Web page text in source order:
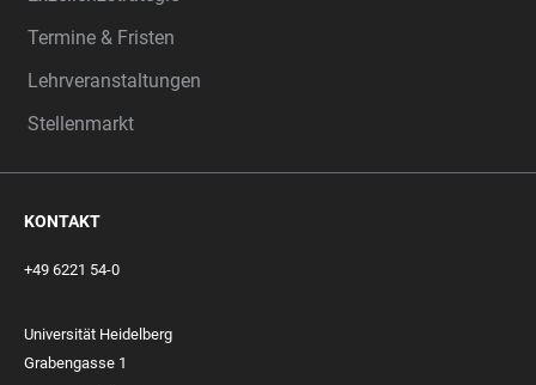
Termine & Fristen
Lehrveranstaltungen
Stellenmarkt
KONTAKT
+49 6221 54-0
Universität Heidelberg
Grabengasse 1